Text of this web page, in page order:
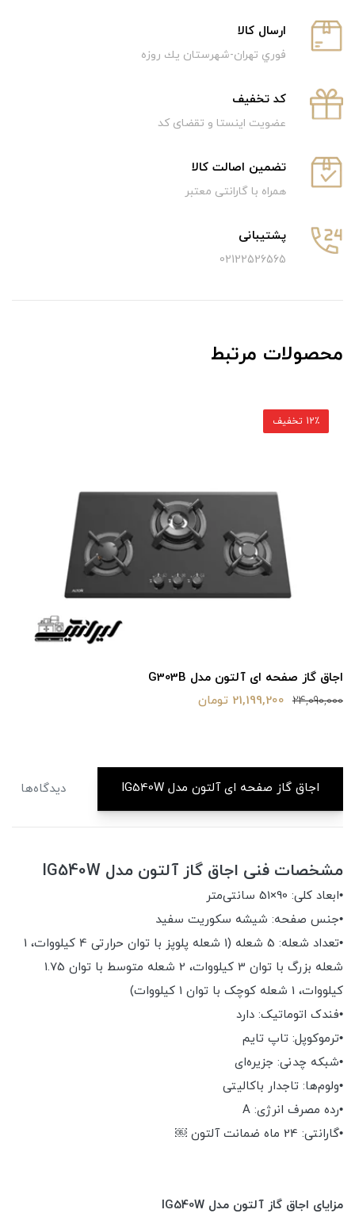
ارسال كالا
فوري تهران-شهرستان يك روزه
كد تخفيف
عضویت اینستا و تقضای کد
تضمین اصالت کالا
همراه با گارانتی معتبر
پشتیبانی
02122526565
محصولات مرتبط
اجاق گاز صفحه ای آلتون مدل G303B
24,090,000 21,199,200 تومان
12٪ تخفیف
اجاق گاز صفحه ای آلتون مدل IG540W دیدگاه‌ها
مشخصات فنی اجاق گاز آلتون مدل IG540W
•ابعاد کلی: 90×51 سانتی‌متر
•جنس صفحه: شیشه سکوریت سفید
•تعداد شعله: 5 شعله (1 شعله پلوپز با توان حرارتی 4 کیلووات، 1
شعله بزرگ با توان 3 کیلووات، 2 شعله متوسط با توان 1.75
کیلووات، 1 شعله کوچک با توان 1 کیلووات)
•فندک اتوماتیک: دارد
•ترموکوپل: تاپ تایم
•شبکه چدنی: جزیره‌ای
•ولوم‌ها: تاجدار باکالیتی
•رده مصرف انرژی: A
•گارانتی: 24 ماه ضمانت آلتون ￼
مزایای اجاق گاز آلتون مدل IG540W